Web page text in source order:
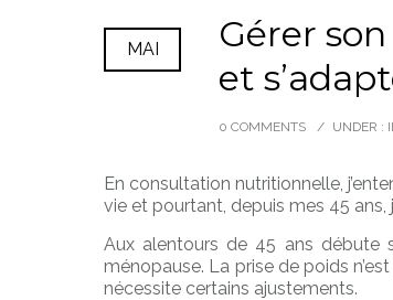
MAI
Gérer
et
0 COMMENTS / UNDER :
En consultation nutritionnelle,
vie et pourtant, depuis mes 45 ans,
Aux alentours de 45 ans débute
ménopause. La prise de poids
nécessite certains ajustements.